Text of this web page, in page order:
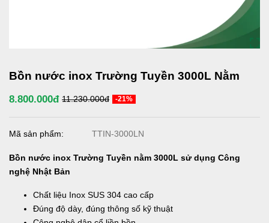
Bồn nước inox Trường Tuyền 3000L Nằm
8.800.000đ 11.230.000đ -21%
Mã sản phẩm: TTIN-3000LN
Bồn nước inox Trường Tuyền nằm 3000L sử dụng Công
nghệ Nhật Bản
Chất liệu Inox SUS 304 cao cấp
Đúng độ dày, đúng thông số kỹ thuật